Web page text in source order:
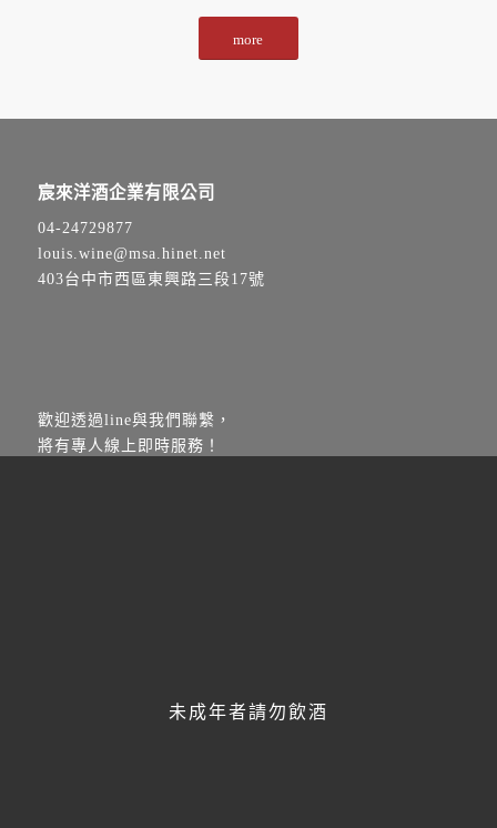
more
宸來洋酒企業有限公司
04-24729877
louis.wine@msa.hinet.net
403台中市西區東興路三段17號
歡迎透過line與我們聯繫，
將有專人線上即時服務！
未成年者請勿飲酒